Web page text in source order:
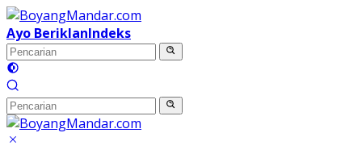
Langsung
ke
konten
Ayo BeriklanIndeks